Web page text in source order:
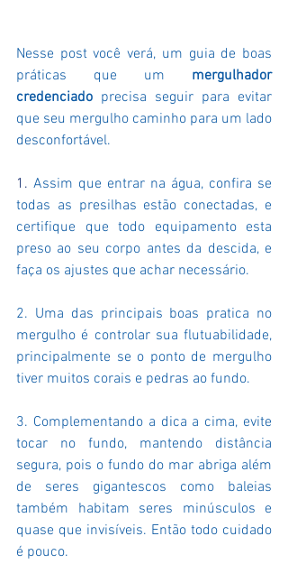
Nesse post você verá, um guia de boas
práticas que um mergulhador
credenciado precisa seguir para evitar
que seu mergulho caminho para um lado
desconfortável.
1. Assim que entrar na água, confira se
todas as presilhas estão conectadas, e
certifique que todo equipamento esta
preso ao seu corpo antes da descida, e
faça os ajustes que achar necessário.
2. Uma das principais boas pratica no
mergulho é controlar sua flutuabilidade,
principalmente se o ponto de mergulho
tiver muitos corais e pedras ao fundo.
3. Complementando a dica a cima, evite
tocar no fundo, mantendo distância
segura, pois o fundo do mar abriga além
de seres gigantescos como baleias
também habitam seres minúsculos e
quase que invisíveis. Então todo cuidado
é pouco.